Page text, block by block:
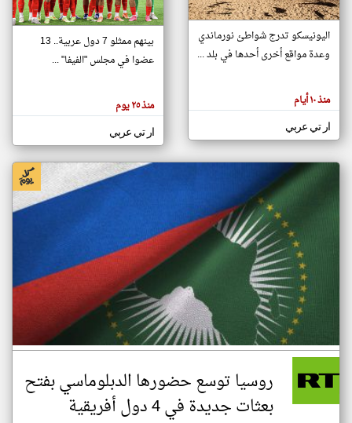
تغيير الدولة
اخبار جزر القمر على مدار الساعة
أهم اخبار جزر القمر العاجلة والمباشرة
هنا عن
وجهة
كاتبيها.
اليونيسكو تدرج شواطئ نورماندي
وعدة مواقع أخرى أحدها في بلد ...
منذ ١٠ أيام
ار تي عربي
بينهم ممثلو 7 دول عربية.. 13
عضوا في مجلس "الفيفا" ...
منذ ٢٥ يوم
ار تي عربي
روسيا توسع حضورها الدبلوماسي بفتح
بعثات جديدة في 4 دول أفريقية
klyoum.com